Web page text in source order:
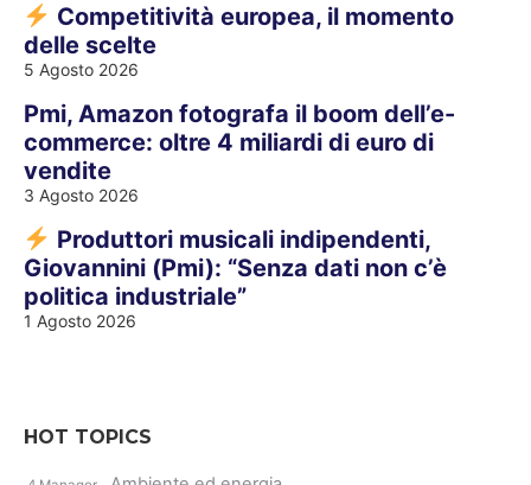
Competitività europea, il momento
delle scelte
5 Agosto 2026
Pmi, Amazon fotografa il boom dell’e-
commerce: oltre 4 miliardi di euro di
vendite
3 Agosto 2026
Produttori musicali indipendenti,
Giovannini (Pmi): “Senza dati non c’è
politica industriale”
1 Agosto 2026
HOT TOPICS